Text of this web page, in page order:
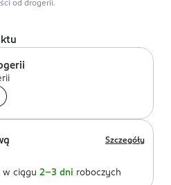
od drogerii.
Szczegóły
w ciągu 2-3 dni roboczych